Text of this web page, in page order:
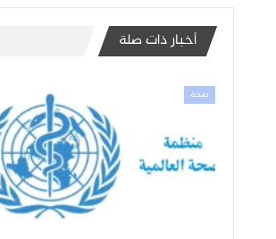
أخبار ذات صلة
صحة